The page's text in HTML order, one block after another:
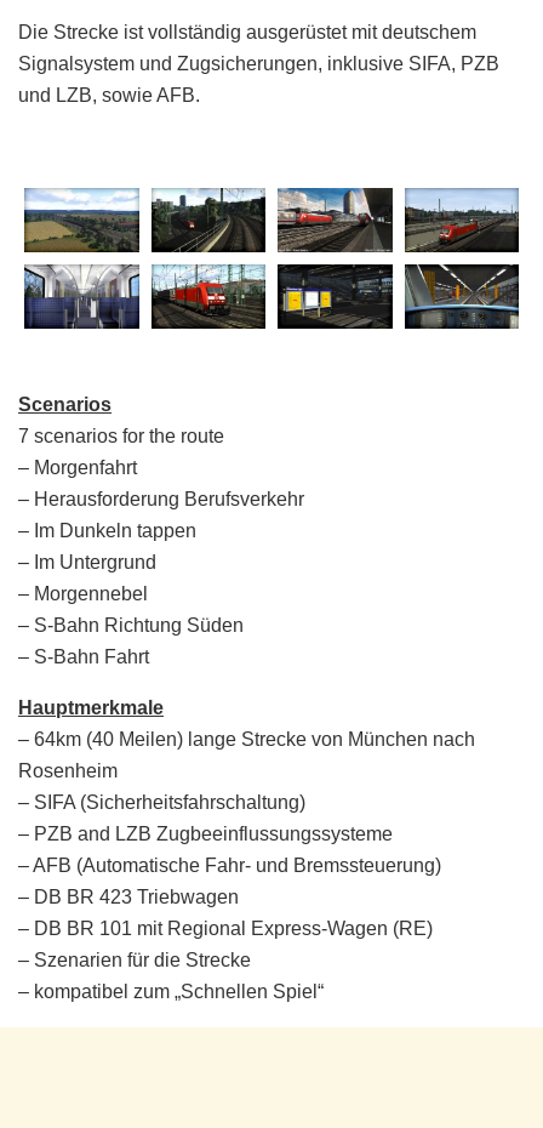
Die Strecke ist vollständig ausgerüstet mit deutschem
Signalsystem und Zugsicherungen, inklusive SIFA, PZB
und LZB, sowie AFB.
Scenarios
7 scenarios for the route
– Morgenfahrt
– Herausforderung Berufsverkehr
– Im Dunkeln tappen
– Im Untergrund
– Morgennebel
– S-Bahn Richtung Süden
– S-Bahn Fahrt
Hauptmerkmale
– 64km (40 Meilen) lange Strecke von München nach
Rosenheim
– SIFA (Sicherheitsfahrschaltung)
– PZB and LZB Zugbeeinflussungssysteme
– AFB (Automatische Fahr- und Bremssteuerung)
– DB BR 423 Triebwagen
– DB BR 101 mit Regional Express-Wagen (RE)
– Szenarien für die Strecke
– kompatibel zum „Schnellen Spiel“